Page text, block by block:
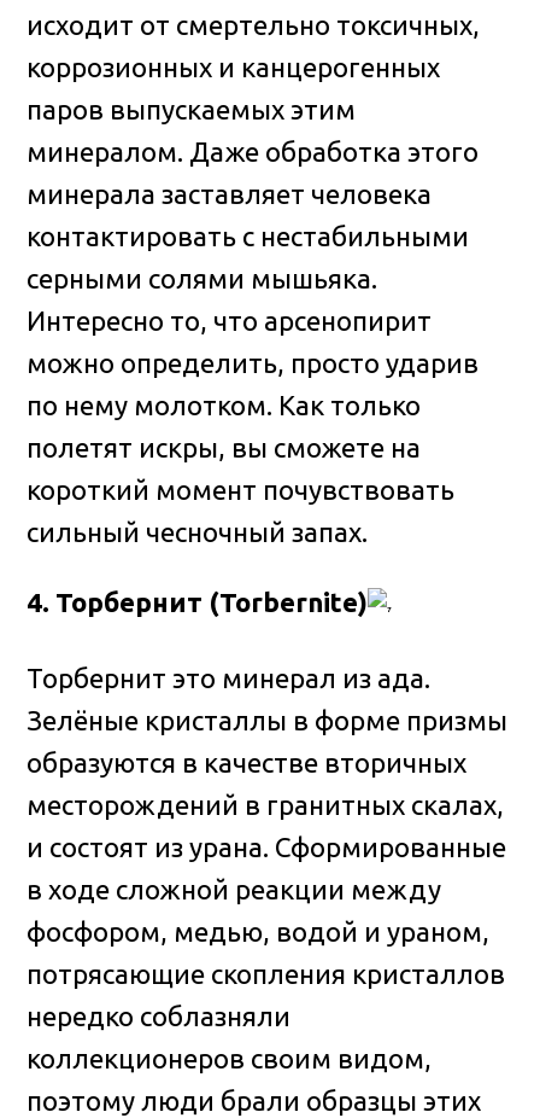
исходит от смертельно токсичных,
коррозионных и канцерогенных
паров выпускаемых этим
минералом. Даже обработка этого
минерала заставляет человека
контактировать с нестабильными
серными солями мышьяка.
Интересно то, что арсенопирит
можно определить, просто ударив
по нему молотком. Как только
полетят искры, вы сможете на
короткий момент почувствовать
сильный чесночный запах.
4. Торбернит (Torbernite)
Торбернит это минерал из ада.
Зелёные кристаллы в форме призмы
образуются в качестве вторичных
месторождений в гранитных скалах,
и состоят из урана. Сформированные
в ходе сложной реакции между
фосфором, медью, водой и ураном,
потрясающие скопления кристаллов
нередко соблазняли
коллекционеров своим видом,
поэтому люди брали образцы этих